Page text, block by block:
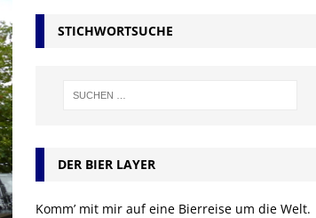
STICHWORTSUCHE
DER BIER LAYER
Komm’ mit mir auf eine Bierreise um die Welt.